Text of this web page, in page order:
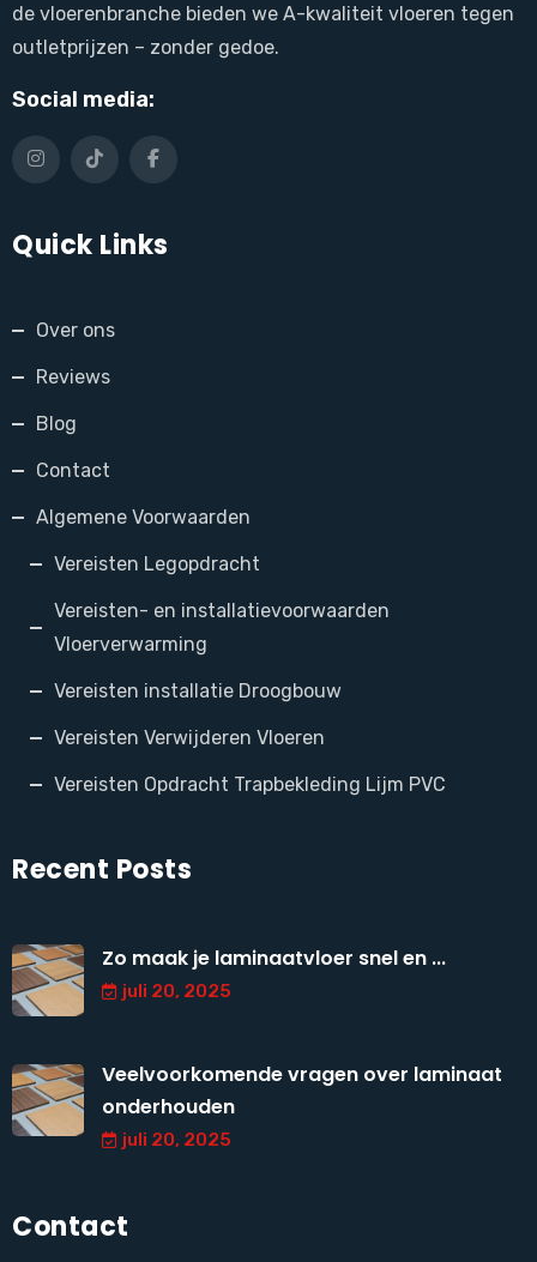
de vloerenbranche bieden we A-kwaliteit vloeren tegen
outletprijzen – zonder gedoe.
Social media:
Quick Links
Over ons
Reviews
Blog
Contact
Algemene Voorwaarden
Vereisten Legopdracht
Vereisten- en installatievoorwaarden
Vloerverwarming
Vereisten installatie Droogbouw
Vereisten Verwijderen Vloeren
Vereisten Opdracht Trapbekleding Lijm PVC
Recent Posts
Zo maak je laminaatvloer snel en ...
juli 20, 2025
Veelvoorkomende vragen over laminaat
onderhouden
juli 20, 2025
Contact